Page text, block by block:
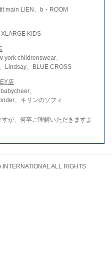
main LIEN、b・ROOM
KIDS
york childrenswear、
Lindsay、BLUE CROSS
店
、
、キリンのソフィ
が、何卒ご理解いただきますよ